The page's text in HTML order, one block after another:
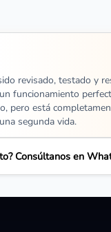
revisado, testado y
funcionamiento
pero está
segunda vida.
Consúltanos en